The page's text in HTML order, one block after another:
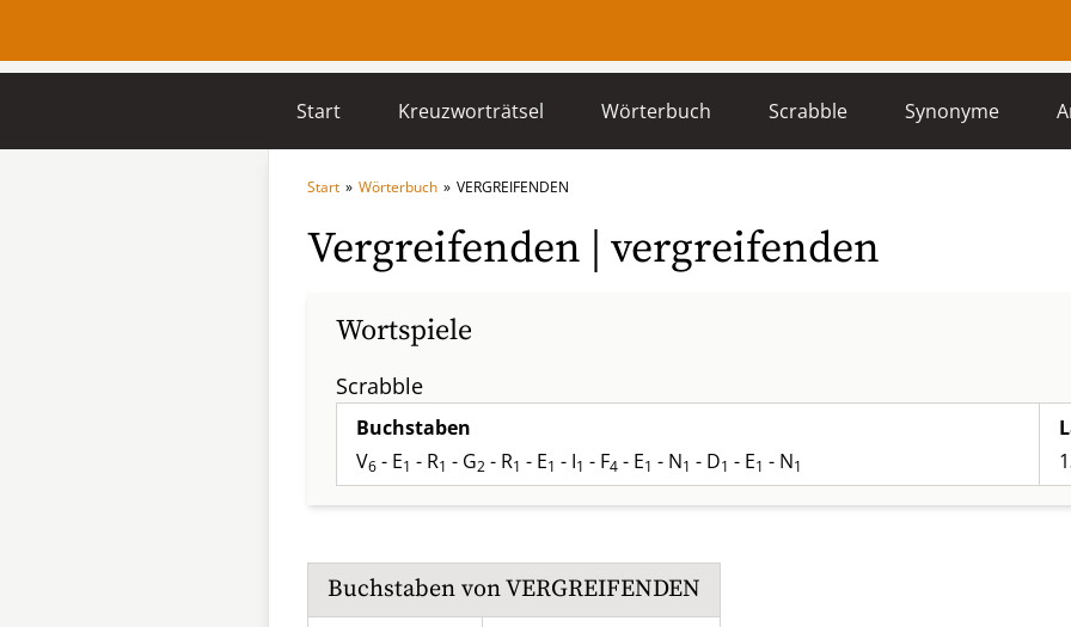
Start Kreuzworträtsel Wörterbuch Scrabble Synonyme
Start » Wörterbuch » VERGREIFENDEN
Vergreifenden | vergreifenden
Wortspiele
Scrabble
Buchstaben
V6 - E1 - R1 - G2 - R1 - E1 - I1 - F4 - E1 - N1 - D1 - E1 - N1
Buchstaben vonVERGREIFENDEN